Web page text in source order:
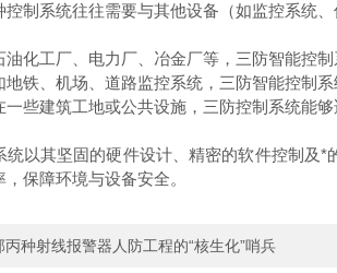
控制系统往往需要与其他设备（如监控系统
油化工厂、电力厂、冶金厂等，三防智能控
地铁、机场、道路监控系统，三防智能控制
一些建筑工地或公共设施，三防控制系统能
统以其坚固的硬件设计、精密的软件控制及
保障环境与设备安全。
丙种射线报警器人防工程的“核生化”哨兵